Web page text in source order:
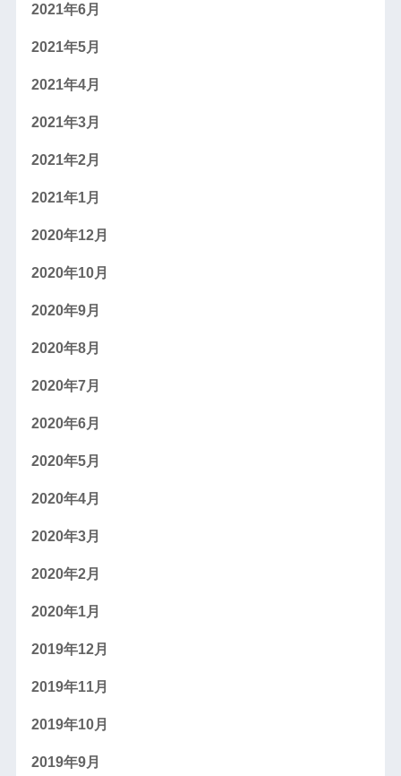
2021年6月
2021年5月
2021年4月
2021年3月
2021年2月
2021年1月
2020年12月
2020年10月
2020年9月
2020年8月
2020年7月
2020年6月
2020年5月
2020年4月
2020年3月
2020年2月
2020年1月
2019年12月
2019年11月
2019年10月
2019年9月